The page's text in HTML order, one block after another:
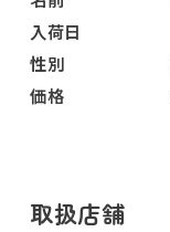
入荷日
性別
価格
取扱店舗